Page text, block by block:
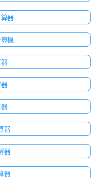
器
機
器
器
器